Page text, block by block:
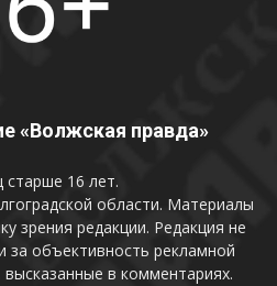
«Волжская правда»
старше 16 лет.
области. Материалы
зрения редакции. Редакция не
за объективность рекламной
в комментариях.